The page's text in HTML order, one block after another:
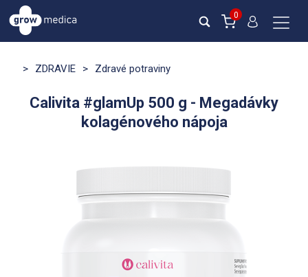
0
> ZDRAVIE > Zdravé potraviny
Calivita #glamUp 500 g - Megadávky
kolagénového nápoja